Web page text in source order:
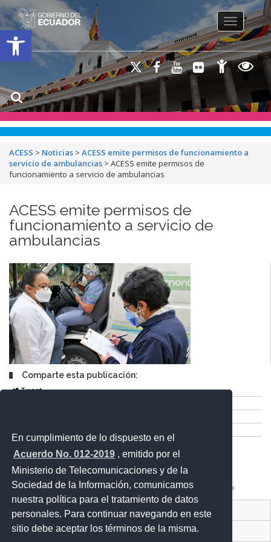
En cumplimiento de lo dispuesto en el
Acuerdo No. 012-2019 , emitido por el
Ministerio de Telecomunicaciones y de la
Sociedad de la Información, comunicamos
nuestra política para el tratamiento de datos
personales. Para continuar navegando en este
sitio debe aceptar los términos de la misma.
Open toolbar
Toggle
ACESS > Noticias > ACESS emite permisos de funcionamiento a
servicio de ambulancias > ACESS emite permisos de
funcionamiento a servicio de ambulancias
ACESS emite permisos de
funcionamiento a servicio de
ambulancias
Comparte esta publicación:
Tweet
Entérate
Contacto Ciudadano Digital
Portal Trámites Ciudadanos